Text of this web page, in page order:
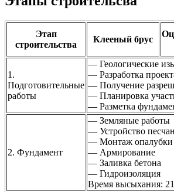
Этап
строительства
Клееный брус
1.
Подготовительные
работы
— Геологические
— Разработка
— Получение
— Планировка
— Разметка
2. Фундамент
— Земляные работы
— Устройство
— Монтаж опалубки
— Армирование
— Заливка бетона
— Гидроизоляция
Время высыхания: